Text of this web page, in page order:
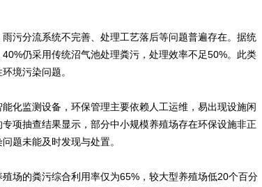
分流系统不完善、处理工艺落后等问题普遍存在。据统
仍采用传统沼气池处理粪污，处理效率不足50%。此类
境污染问题。
监测设备，环保管理主要依赖人工运维，易出现设施闲
项抽查结果显示，部分中小规模养殖场存在环保设施非正
题未能及时发现与处置。
的粪污综合利用率仅为65%，较大型养殖场低20个百分